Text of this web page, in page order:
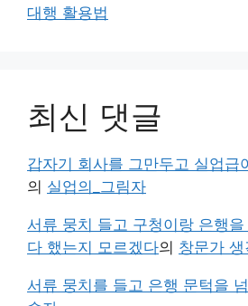
대행 활용법
최신 댓글
갑자기 회사를 그만두고 실업급
의 실업의_그림자
서류 뭉치 들고 구청이랑 은행
다 했는지 모르겠다의 창문가 생
서류 뭉치를 들고 은행 문턱을